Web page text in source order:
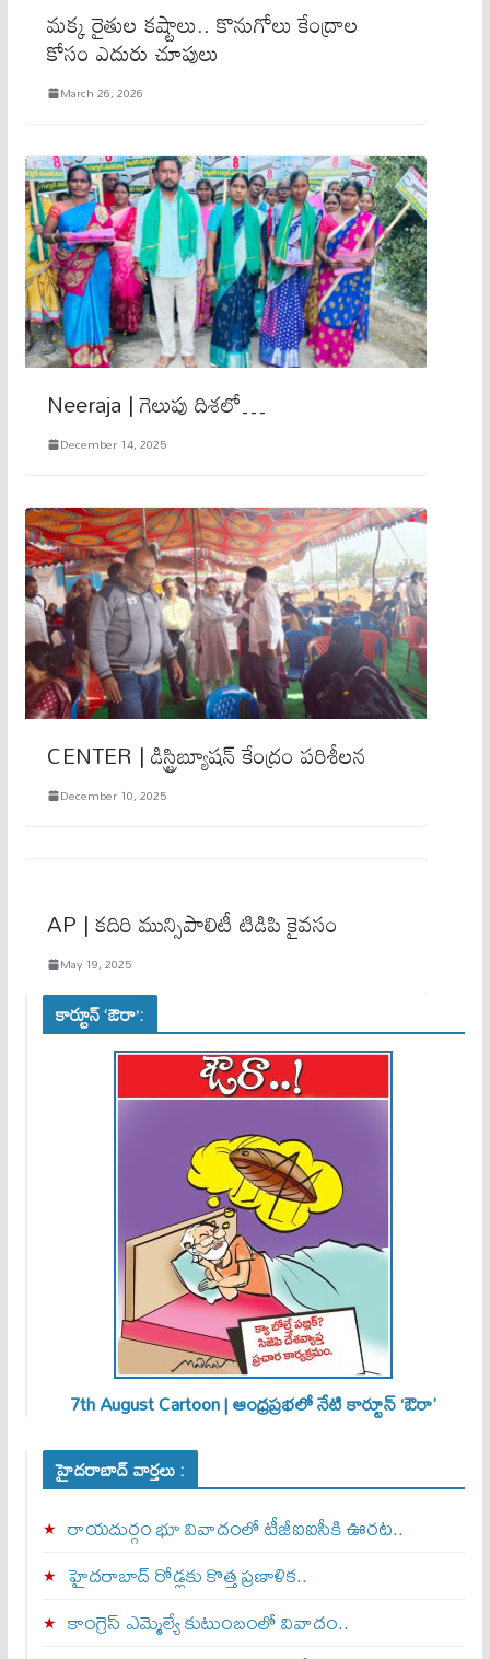
మక్క రైతుల కష్టాలు.. కొనుగోలు కేంద్రాల
కోసం ఎదురు చూపులు
March 26, 2026
Neeraja | గెలుపు దిశలో…
December 14, 2025
CENTER | డిస్ట్రిబ్యూషన్ కేంద్రం పరిశీల‌న‌
December 10, 2025
AP | కదిరి మున్సిపాలిటీ టిడిపి కైవసం
May 19, 2025
కార్టూన్ ‘ఔరా’:
7th August Cartoon | ఆంధ్రప్రభలో నేటి కార్టూన్ ‘ఔరా’
హైదరాబాద్ వార్తలు :
రాయదుర్గం భూ వివాదంలో టీజీఐఐసీకి ఊరట..
హైదరాబాద్ రోడ్లకు కొత్త ప్రణాళిక..
కాంగ్రెస్ ఎమ్మెల్యే కుటుంబంలో వివాదం..